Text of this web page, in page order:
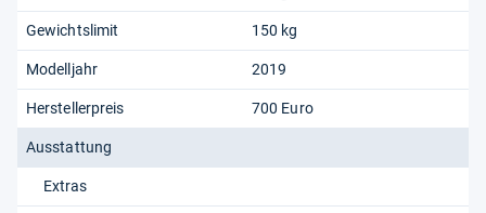
Gewichtslimit 150 kg
Modelljahr 2019
Herstellerpreis 700 Euro
Ausstattung
Extras